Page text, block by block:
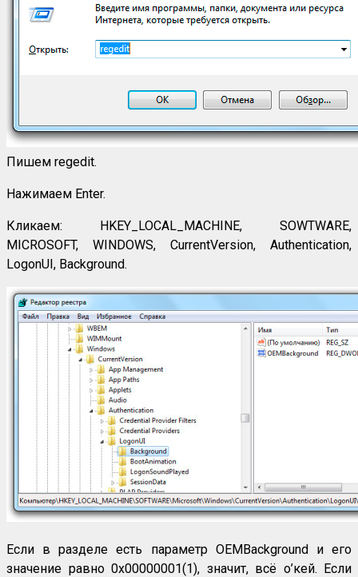
Пишем regedit.
Нажимаем Enter.
Кликаем: HKEY_LOCAL_MACHINE, SOWTWARE,
MICROSOFT, WINDOWS, CurrentVersion, Authentication,
LogonUI, Background.
Если в разделе есть параметр OEMBackground и его
значение равно 0х00000001(1), значит, всё о’кей. Если